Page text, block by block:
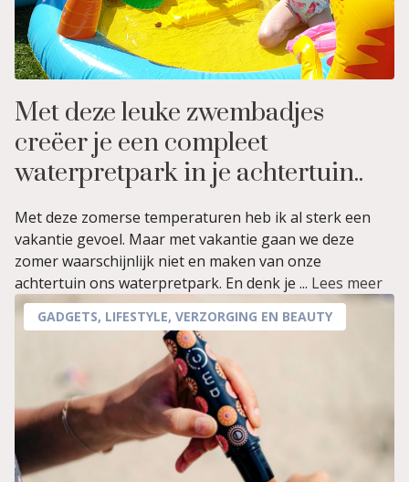
Met deze leuke zwembadjes
creëer je een compleet
waterpretpark in je achtertuin..
Met deze zomerse temperaturen heb ik al sterk een
vakantie gevoel. Maar met vakantie gaan we deze
zomer waarschijnlijk niet en maken van onze
achtertuin ons waterpretpark. En denk je ... Lees meer
GADGETS, LIFESTYLE, VERZORGING EN BEAUTY